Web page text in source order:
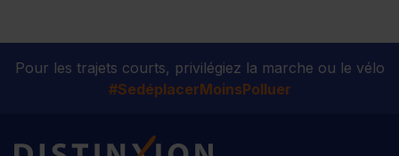
Pour les trajets courts, privilégiez la marche ou le vélo
#SedéplacerMoinsPolluer
Distinxion